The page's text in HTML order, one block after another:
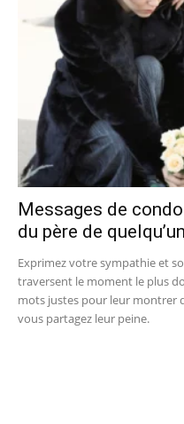
Messages de
du père de quelqu’un
Exprimez votre sympathie et
traversent le moment le plus
mots justes pour leur montrer
vous partagez leur peine.